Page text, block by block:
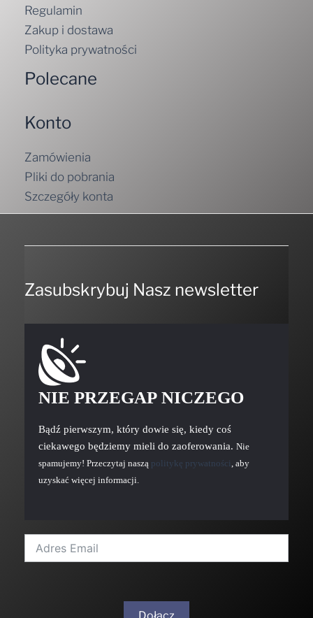
Regulamin
Zakup i dostawa
Polityka prywatności
Polecane
Konto
Zamówienia
Pliki do pobrania
Szczegóły konta
Zasubskrybuj Nasz newsletter
NIE PRZEGAP NICZEGO
Bądź pierwszym, który dowie się, kiedy coś
ciekawego będziemy mieli do zaoferowania. Nie
spamujemy! Przeczytaj naszą politykę prywatności, aby
uzyskać więcej informacji.